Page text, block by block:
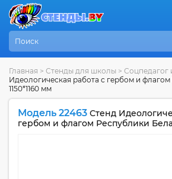
Главная > Стенды для школы > Соцпедагог
Идеологическая работа с гербом и
1150*1160 мм
Модель 22463 Стенд
гербом и флагом Республики